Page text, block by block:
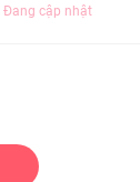
Đang cập nhật